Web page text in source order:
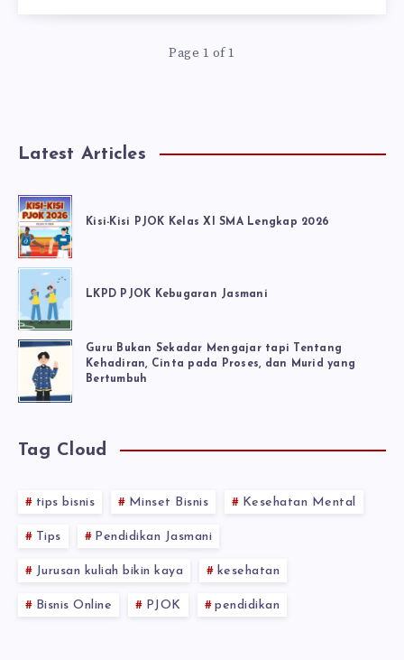
Page 1 of 1
Latest Articles
Kisi-Kisi PJOK Kelas XI SMA Lengkap 2026
LKPD PJOK Kebugaran Jasmani
Guru Bukan Sekadar Mengajar tapi Tentang
Kehadiran, Cinta pada Proses, dan Murid yang
Bertumbuh
Tag Cloud
tips bisnis Minset Bisnis Kesehatan Mental
Tips Pendidikan Jasmani
Jurusan kuliah bikin kaya kesehatan
Bisnis Online PJOK pendidikan